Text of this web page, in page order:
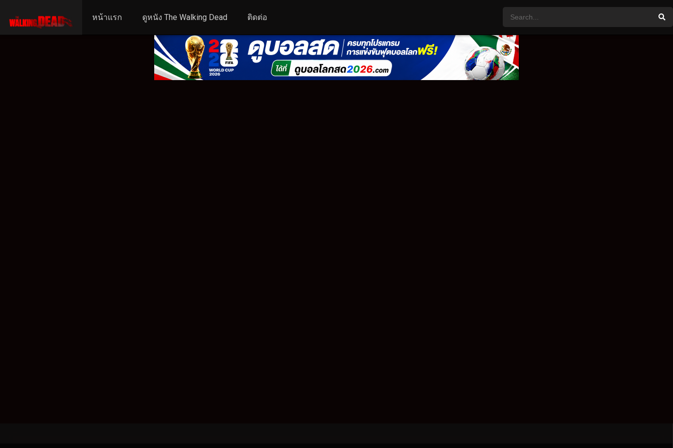
หน้าแรก ดูหนัง The Walking Dead ติดต่อ